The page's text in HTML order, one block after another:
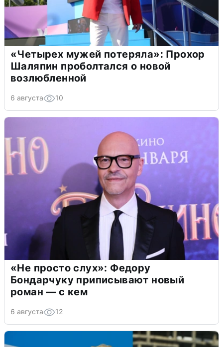
«Четырех мужей потеряла»: Прохор
Шаляпин проболтался о новой
возлюбленной
6 августа 10
«Не просто слух»: Федору
Бондарчуку приписывают новый
роман — с кем
6 августа 12